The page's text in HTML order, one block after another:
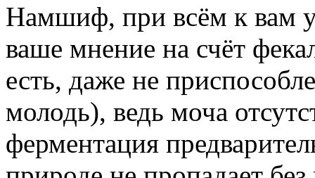
Намшиф, при всём к вам
ваше мнение на счёт
есть, даже не
молодь), ведь моча
ферментация